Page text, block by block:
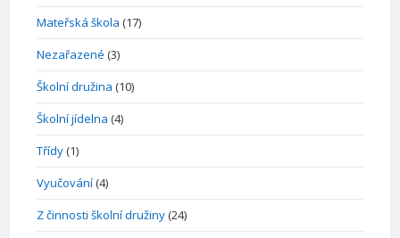
Mateřská škola (17)
Nezařazené (3)
Školní družina (10)
Školní jídelna (4)
Třídy (1)
Vyučování (4)
Z činnosti školní družiny (24)